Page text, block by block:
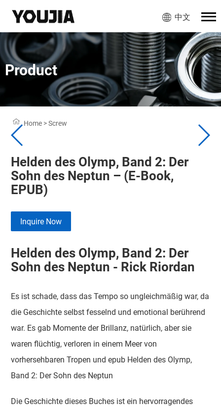
中文
Product
Home >Screw
Helden des Olymp, Band 2: Der
Sohn des Neptun – (E-Book,
EPUB)
Inquire Now
Helden des Olymp, Band 2: Der
Sohn des Neptun - Rick Riordan
Es ist schade, dass das Tempo so ungleichmäßig war, da
die Geschichte selbst fesselnd und emotional berührend
war. Es gab Momente der Brillanz, natürlich, aber sie
waren flüchtig, verloren in einem Meer von
vorhersehbaren Tropen und epub Helden des Olymp,
Band 2: Der Sohn des Neptun
Die Geschichte dieses Buches ist ein hervorragendes